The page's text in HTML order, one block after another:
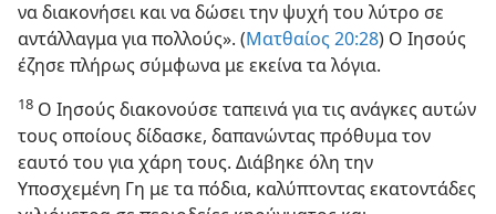
να διακονήσει και να δώσει την ψυχή του λύτρο σε
αντάλλαγμα για πολλούς». (Ματθαίος 20:28) Ο Ιησούς
έζησε πλήρως σύμφωνα με εκείνα τα λόγια.
18 Ο Ιησούς διακονούσε ταπεινά για τις ανάγκες αυτών
τους οποίους δίδασκε, δαπανώντας πρόθυμα τον
εαυτό του για χάρη τους. Διάβηκε όλη την
Υποσχεμένη Γη με τα πόδια, καλύπτοντας εκατοντάδες